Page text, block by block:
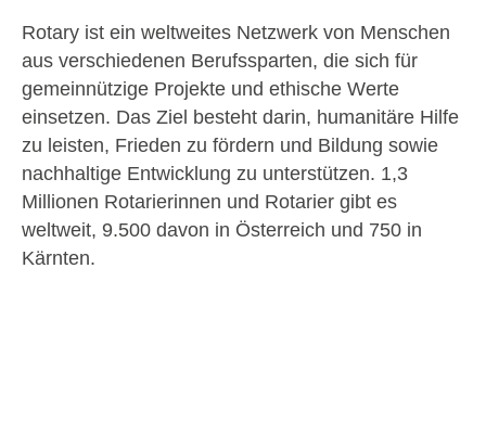
Rotary ist ein weltweites Netzwerk von Menschen
aus verschiedenen Berufssparten, die sich für
gemeinnützige Projekte und ethische Werte
einsetzen. Das Ziel besteht darin, humanitäre Hilfe
zu leisten, Frieden zu fördern und Bildung sowie
nachhaltige Entwicklung zu unterstützen. 1,3
Millionen Rotarierinnen und Rotarier gibt es
weltweit, 9.500 davon in Österreich und 750 in
Kärnten.